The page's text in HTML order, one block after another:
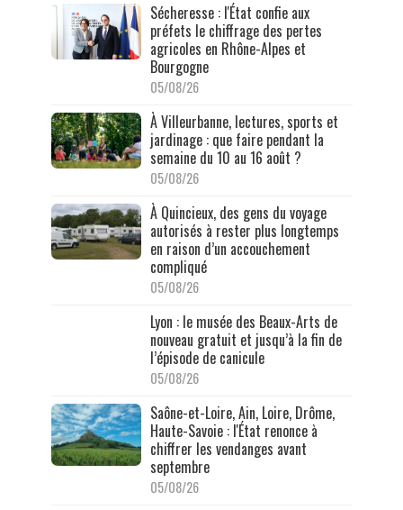
Sécheresse : l'État confie aux
préfets le chiffrage des pertes
agricoles en Rhône-Alpes et
Bourgogne
05/08/26
À Villeurbanne, lectures, sports et
jardinage : que faire pendant la
semaine du 10 au 16 août ?
05/08/26
À Quincieux, des gens du voyage
autorisés à rester plus longtemps
en raison d’un accouchement
compliqué
05/08/26
Lyon : le musée des Beaux-Arts de
nouveau gratuit et jusqu’à la fin de
l’épisode de canicule
05/08/26
Saône-et-Loire, Ain, Loire, Drôme,
Haute-Savoie : l'État renonce à
chiffrer les vendanges avant
septembre
05/08/26